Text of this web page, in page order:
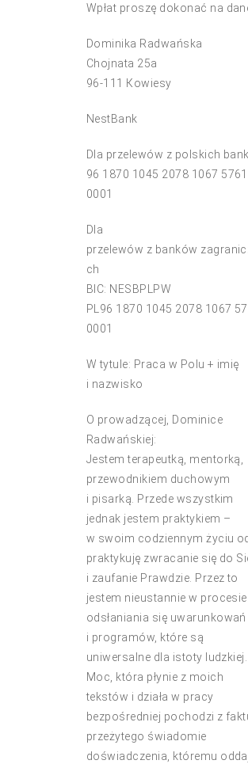
Wpłat proszę dokonać na
Dominika Radwańska
Chojnata 25a
96-111 Kowiesy
NestBank
Dla przelewów z polskich
96 1870 1045 2078 1067 5761
0001
Dla
przelewów z banków
ch
BIC: NESBPLPW
PL96 1870 1045 2078 1067
0001
W tytule: Praca w Polu + imię
i nazwisko
O prowadzącej, Dominice
Radwańskiej:
Jestem terapeutką, mentorką,
przewodnikiem duchowym
i pisarką. Przede wszystkim
jednak jestem praktykiem –
w swoim codziennym życiu
praktykuję zwracanie się do
i zaufanie Prawdzie. Przez to
jestem nieustannie w procesie
odsłaniania się uwarunkowań
i programów, które są
uniwersalne dla istoty ludzkiej.
Moc, która płynie z moich
tekstów i działa w pracy
bezpośredniej pochodzi z
przeżytego świadomie
doświadczenia, któremu